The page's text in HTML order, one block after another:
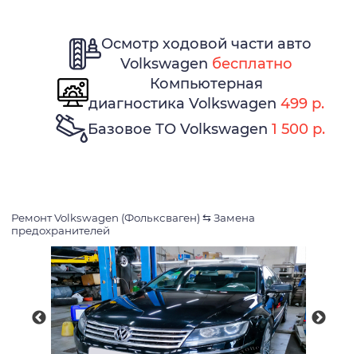
Осмотр ходовой части авто
Volkswagen бесплатно
Компьютерная
диагностика Volkswagen 499 р.
Базовое ТО Volkswagen 1 500 р.
Ремонт Volkswagen (Фольксваген) ⇆ Замена
предохранителей